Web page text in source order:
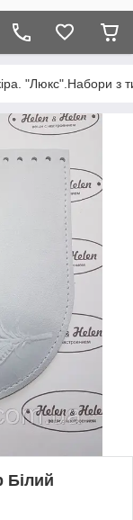
"Люкс".Набори з
Білий